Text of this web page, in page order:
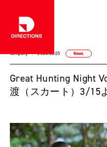
Company 2024.03.05 News
Great Hunting Night
渡（スカート）3/15